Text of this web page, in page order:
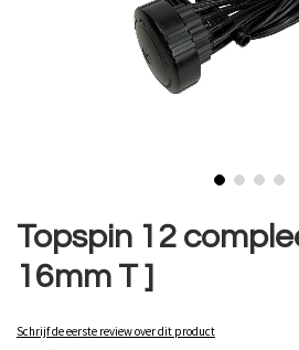
Topspin 12
16mm T ]
Schrijf de eerste review over dit product
naar
het
begin
van
afbeeldingen-